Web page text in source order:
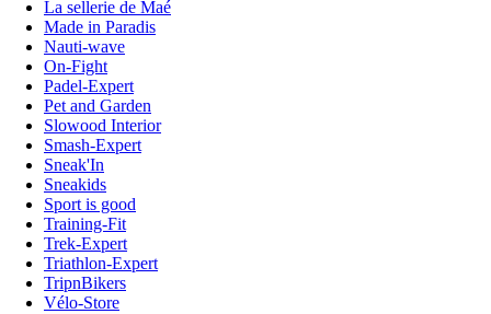
La sellerie de Maé
Made in Paradis
Nauti-wave
On-Fight
Padel-Expert
Pet and Garden
Slowood Interior
Smash-Expert
Sneak'In
Sneakids
Sport is good
Training-Fit
Trek-Expert
Triathlon-Expert
TripnBikers
Vélo-Store